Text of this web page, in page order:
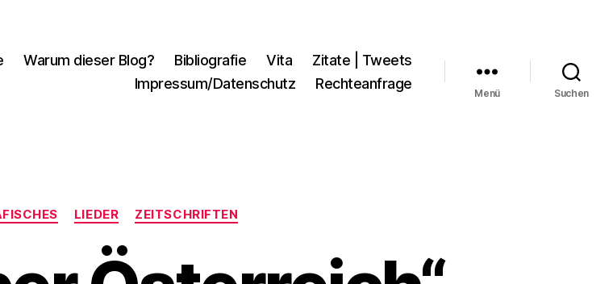
Warum dieser Blog? Bibliografie Vita
Zitate | Tweets
Impressum/Datenschutz
Rechteanfrage
Menü Suchen
Kategorien
LIEDER ZEITSCHRIFTEN